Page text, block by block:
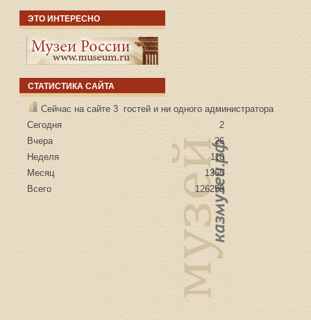
ЭТО ИНТЕРЕСНО
СТАТИСТИКА САЙТА
Сейчас на сайте 3 гостей и ни одного администратора
Сегодня
2
Вчера
26
Неделя
110
Месяц
1365
Всего
126259